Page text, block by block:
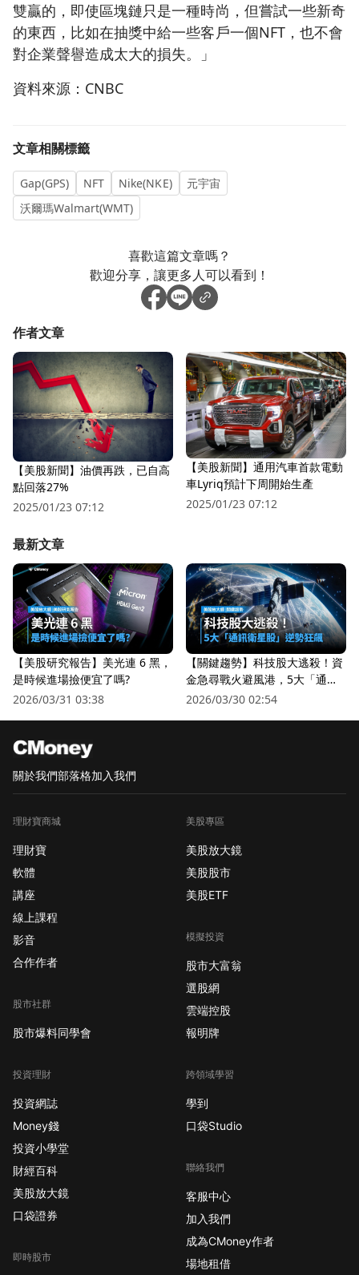
雙贏的，即使區塊鏈只是一種時尚，但嘗試一些新奇
的東西，比如在抽獎中給一些客戶一個NFT，也不會
對企業聲譽造成太大的損失。」
資料來源：CNBC
文章相關標籤
Gap(GPS) NFT Nike(NKE)
元宇宙
沃爾瑪Walmart(WMT)
喜歡這篇文章嗎？
歡迎分享，讓更多人可以看到！
作者文章
【美股新聞】油價再跌，已自高
點回落27%
2025/01/23 07:12
【美股新聞】通用汽車首款電動
車Lyriq預計下周開始生產
2025/01/23 07:12
最新文章
【美股研究報告】美光連 6 黑，
是時候進場撿便宜了嗎?
2026/03/31 03:38
【關鍵趨勢】科技股大逃殺！資
金急尋戰火避風港，5大「通訊
衛星股」逆勢狂飆
2026/03/30 02:54
關於我們部落格加入我們
理財寶商城
理財寶
軟體
講座
線上課程
影音
合作作者
股市社群
股市爆料同學會
投資理財
投資網誌
Money錢
投資小學堂
財經百科
美股放大鏡
口袋證券
即時股市
美股專區
美股放大鏡
美股股市
美股ETF
模擬投資
股市大富翁
選股網
雲端控股
報明牌
跨領域學習
學到
口袋Studio
聯絡我們
客服中心
加入我們
成為CMoney作者
場地租借